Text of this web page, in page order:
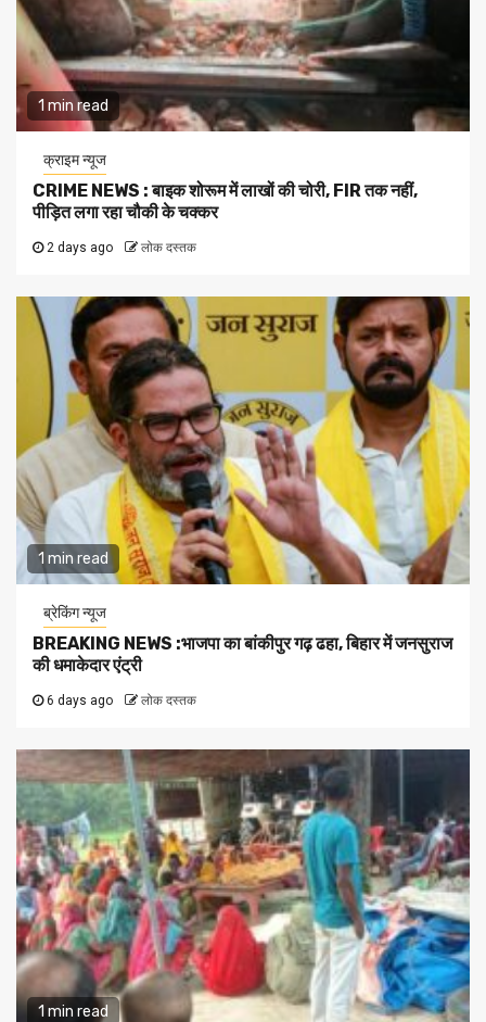
1 min read
क्राइम न्यूज
CRIME NEWS : बाइक शोरूम में लाखों की चोरी, FIR तक नहीं,
पीड़ित लगा रहा चौकी के चक्कर
2 days ago लोक दस्तक
1 min read
ब्रेकिंग न्यूज
BREAKING NEWS :भाजपा का बांकीपुर गढ़ ढहा, बिहार में जनसुराज
की धमाकेदार एंट्री
6 days ago लोक दस्तक
1 min read